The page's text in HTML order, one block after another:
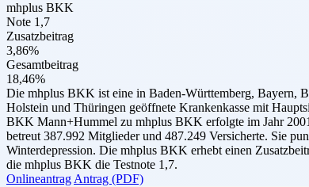
mhplus BKK
Note 1,7
Zusatzbeitrag
3,86%
Gesamtbeitrag
18,46%
Die mhplus BKK ist eine in Baden-Württemberg, Bayern,
Holstein und Thüringen geöffnete Krankenkasse mit
BKK Mann+Hummel zu mhplus BKK erfolgte im Jahr
betreut 387.992 Mitglieder und 487.249 Versicherte. Sie
Winterdepression. Die mhplus BKK erhebt einen
die mhplus BKK die Testnote 1,7.
Onlineantrag Antrag (PDF)